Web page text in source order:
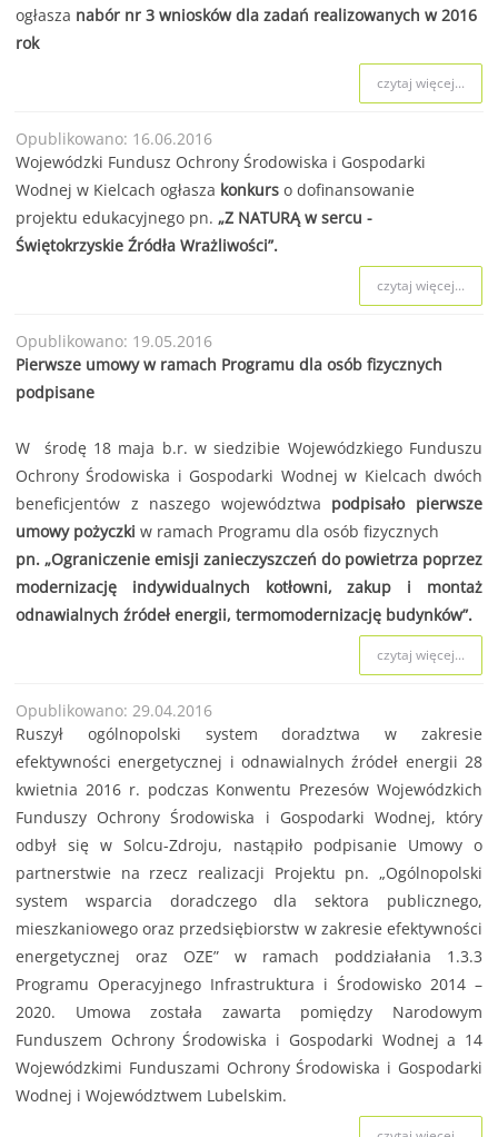
ogłasza nabór nr 3 wniosków dla zadań realizowanych w 2016
rok
czytaj więcej...
Opublikowano: 16.06.2016
Wojewódzki Fundusz Ochrony Środowiska i Gospodarki
Wodnej w Kielcach ogłasza konkurso dofinansowanie
projektu edukacyjnego pn. „Z NATURĄ w sercu -
Świętokrzyskie Źródła Wrażliwości”.
czytaj więcej...
Opublikowano: 19.05.2016
Pierwsze umowy w ramach Programu dla osób fizycznych
podpisane
W środę 18 maja b.r. w siedzibie Wojewódzkiego Funduszu
Ochrony Środowiska i Gospodarki Wodnej w Kielcach dwóch
beneficjentów z naszego województwa podpisało pierwsze
umowy pożyczki w ramach Programu dla osób fizycznych
pn. „Ograniczenie emisji zanieczyszczeń do powietrza poprzez
modernizację indywidualnych kotłowni, zakup i montaż
odnawialnych źródeł energii, termomodernizację budynków”.
czytaj więcej...
Opublikowano: 29.04.2016
Ruszył ogólnopolski system doradztwa w zakresie
efektywności energetycznej i odnawialnych źródeł energii 28
kwietnia 2016 r. podczas Konwentu Prezesów Wojewódzkich
Funduszy Ochrony Środowiska i Gospodarki Wodnej, który
odbył się w Solcu-Zdroju, nastąpiło podpisanie Umowy o
partnerstwie na rzecz realizacji Projektu pn. „Ogólnopolski
system wsparcia doradczego dla sektora publicznego,
mieszkaniowego oraz przedsiębiorstw w zakresie efektywności
energetycznej oraz OZE” w ramach poddziałania 1.3.3
Programu Operacyjnego Infrastruktura i Środowisko 2014 –
2020. Umowa została zawarta pomiędzy Narodowym
Funduszem Ochrony Środowiska i Gospodarki Wodnej a 14
Wojewódzkimi Funduszami Ochrony Środowiska i Gospodarki
Wodnej i Województwem Lubelskim.